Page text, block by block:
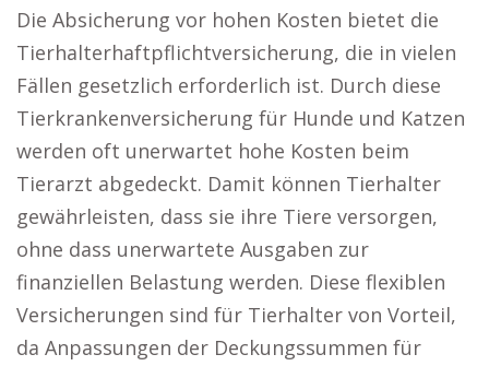
Die Absicherung vor hohen Kosten bietet die
Tierhalterhaftpflichtversicherung, die in vielen
Fällen gesetzlich erforderlich ist. Durch diese
Tierkrankenversicherung für Hunde und Katzen
werden oft unerwartet hohe Kosten beim
Tierarzt abgedeckt. Damit können Tierhalter
gewährleisten, dass sie ihre Tiere versorgen,
ohne dass unerwartete Ausgaben zur
finanziellen Belastung werden. Diese flexiblen
Versicherungen sind für Tierhalter von Vorteil,
da Anpassungen der Deckungssummen für